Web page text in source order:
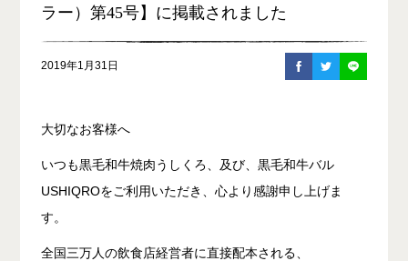
ラー）第45号】に掲載されました
2019年1月31日
大切なお客様へ
いつも黒毛和牛焼肉うしくろ、及び、黒毛和牛バル
USHIQROをご利用いただき、心より感謝申し上げま
す。
全国三万人の飲食店経営者に直接配本される、